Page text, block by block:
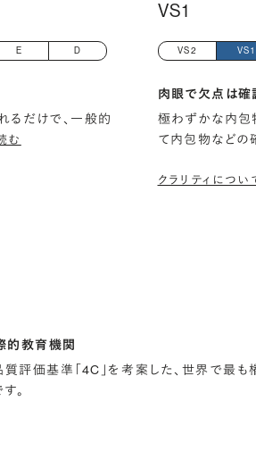
E D
るだけで、一般的
む
VS1
VS2 VS1
肉眼で欠点は確
極わずかな内包
て内包物などの
クラリティについ
的教育機関
評価基準「4C」を考案した、世界で最も
。